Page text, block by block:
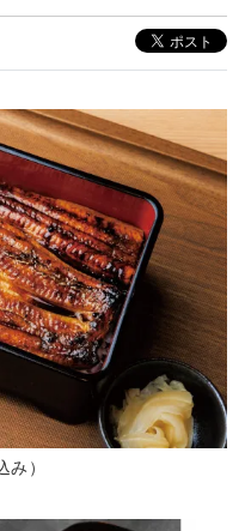
）